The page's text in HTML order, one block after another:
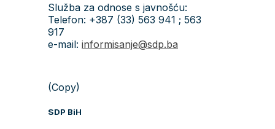
Služba za odnose s javnošću:
Telefon: +387 (33) 563 941 ; 563
917
e-mail: informisanje@sdp.ba
(Copy)
SDP BiH